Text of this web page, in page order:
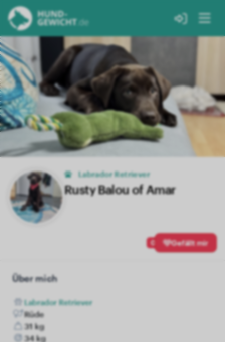
Labrador Retriever
Rusty Balou of Amar
0 Gefällt mir
Über mich
Labrador Retriever
Rüde
31 kg
34 kg